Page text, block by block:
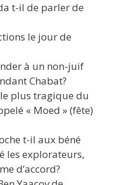
t-il de parler de
le jour de
à un non-juif
Chabat?
plus tragique du
« Moed » (fête)
t-il aux béné
les explorateurs,
d’accord?